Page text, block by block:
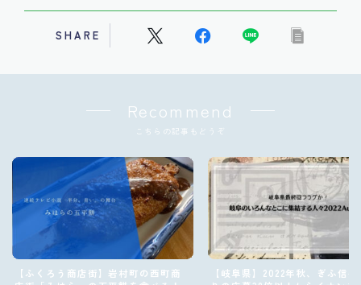
SHARE
Recommend
こちらの記事もどうぞ
【ふくろう商店街】岩村町の西町商
【岐阜県】2022年秋、ぎふ信